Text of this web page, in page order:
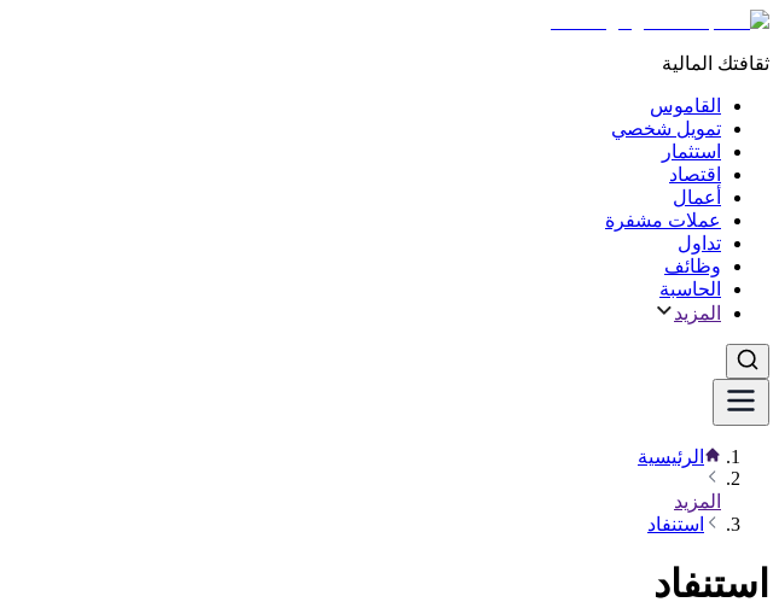
ثقافتك المالية
القاموس
تمويل شخصي
استثمار
اقتصاد
أعمال
عملات مشفرة
تداول
وظائف
الحاسبة
المزيد
الرئيسية
المزيد
استنفاد
استنفاد